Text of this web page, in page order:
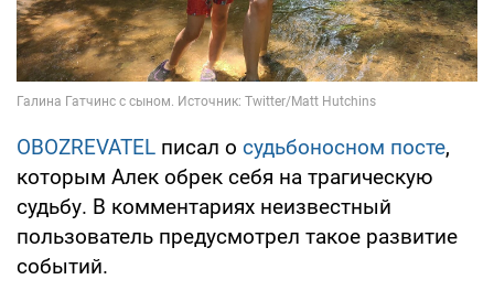
OBOZREVATEL писал о судьбоносном посте,
которым Алек обрек себя на трагическую
судьбу. В комментариях неизвестный
пользователь предусмотрел такое развитие
событий.